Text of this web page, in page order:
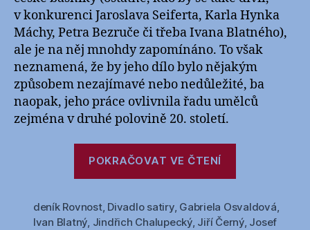
1971)
–
život
v konkurenci Jaroslava Seiferta, Karla Hynka
Máchy, Petra Bezruče či třeba Ivana Blatného),
ale je na něj mnohdy zapomínáno. To však
neznamená, že by jeho dílo bylo nějakým
způsobem nezajímavé nebo nedůležité, ba
naopak, jeho práce ovlivnila řadu umělců
zejména v druhé polovině 20. století.
POKRAČOVAT VE ČTENÍ
1971)
–
deník Rovnost, Divadlo satiry, Gabriela Osvaldová
Ivan Blatný Jindřich Chalupecký, Jiří Černý, Josef